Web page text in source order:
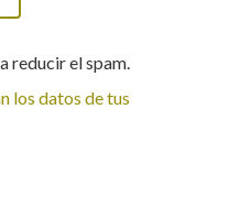
reducir el spam.
los datos de tus